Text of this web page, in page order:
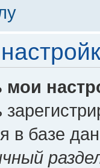
мои
в базе